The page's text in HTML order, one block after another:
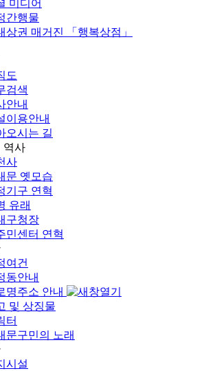
미디어
간행물
상권 매거진 「행복상점」
도
검색
안내
이용안내
오시는 길
역사
사
문 옛모습
기구 연혁
유래
구청장
민센터 연혁
여건
동안내
명주소 안내
및 상징물
터
문구민의 노래
시설